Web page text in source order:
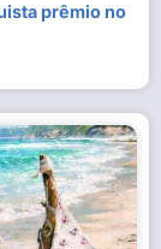
prêmio no